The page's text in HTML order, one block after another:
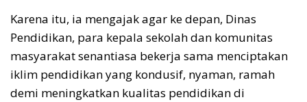
Karena itu, ia mengajak agar ke depan, Dinas
Pendidikan, para kepala sekolah dan komunitas
masyarakat senantiasa bekerja sama menciptakan
iklim pendidikan yang kondusif, nyaman, ramah
demi meningkatkan kualitas pendidikan di